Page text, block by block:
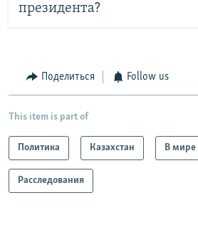
президента?
Поделиться Follow us
This item is part of
Политика Казахстан В мире
Расследования